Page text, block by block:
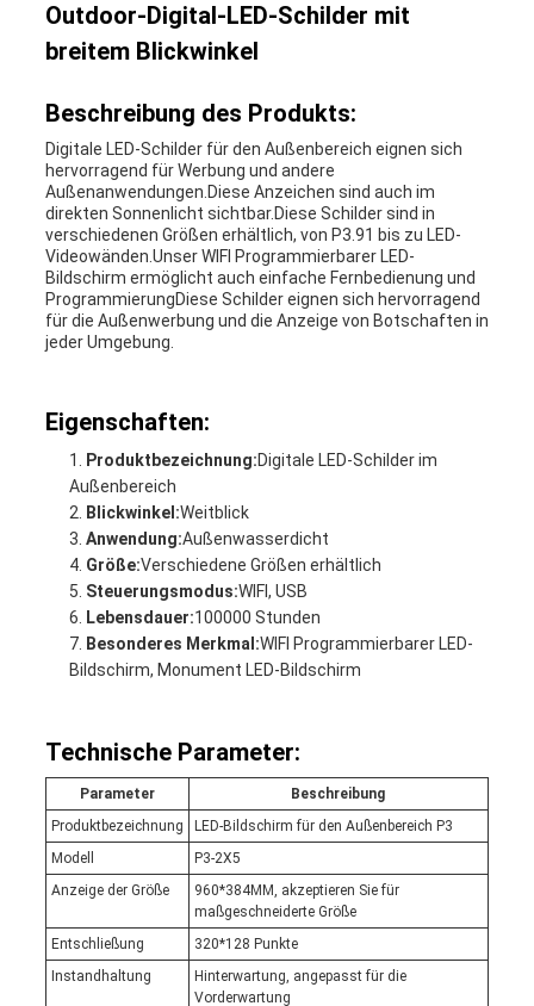
Outdoor-Digital-LED-Schilder mit
breitem Blickwinkel
Beschreibung des Produkts:
Digitale LED-Schilder für den Außenbereich eignen sich
hervorragend für Werbung und andere
Außenanwendungen.Diese Anzeichen sind auch im
direkten Sonnenlicht sichtbar.Diese Schilder sind in
verschiedenen Größen erhältlich, von P3.91 bis zu LED-
Videowänden.Unser WIFI Programmierbarer LED-
Bildschirm ermöglicht auch einfache Fernbedienung und
ProgrammierungDiese Schilder eignen sich hervorragend
für die Außenwerbung und die Anzeige von Botschaften in
jeder Umgebung.
Eigenschaften:
Produktbezeichnung:Digitale LED-Schilder im
Außenbereich
Blickwinkel:Weitblick
Anwendung:Außenwasserdicht
Größe:Verschiedene Größen erhältlich
Steuerungsmodus:WIFI, USB
Lebensdauer:100000 Stunden
Besonderes Merkmal:WIFI Programmierbarer LED-
Bildschirm, Monument LED-Bildschirm
Technische Parameter:
Parameter
Beschreibung
Produktbezeichnung
LED-Bildschirm für den Außenbereich P3
Modell
P3-2X5
Anzeige der Größe
960*384MM, akzeptieren Sie für
maßgeschneiderte Größe
Entschließung
320*128 Punkte
Instandhaltung
Hinterwartung, angepasst für die
Vorderwartung